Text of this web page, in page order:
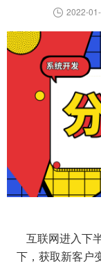
2022-
互联网进入下半
下，获取新客户